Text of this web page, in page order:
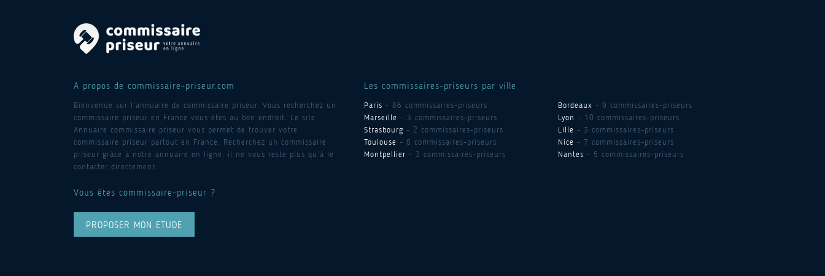
A propos de commissaire-priseur.com
Bienvenue sur l’annuaire de commissaire priseur. Vous recherchez un
commissaire priseur en France vous êtes au bon endroit. Le site
Annuaire commissaire priseur vous permet de trouver votre
commissaire priseur partout en France. Recherchez un commissaire
priseur grâce à notre annuaire en ligne, il ne vous reste plus qu’à le
contacter directement.
Vous êtes commissaire-priseur ?
PROPOSER MON ETUDE
Les commissaires-priseurs par ville
Paris - 86 commissaires-priseurs Bordeaux - 9 commissaires-priseurs
Marseille - 3 commissaires-priseurs Lyon - 10 commissaires-priseurs
Strasbourg - 2 commissaires-priseurs Lille - 3 commissaires-priseurs
Toulouse - 8 commissaires-priseurs Nice - 7 commissaires-priseurs
Montpellier - 3 commissaires-priseurs Nantes - 5 commissaires-priseurs